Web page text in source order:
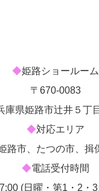
◆姫路ショールーム
〒670-0083
庫県姫路市辻井５丁
◆対応エリア
路市、たつの市、揖
◆電話受付時間
(日曜・第1・2・